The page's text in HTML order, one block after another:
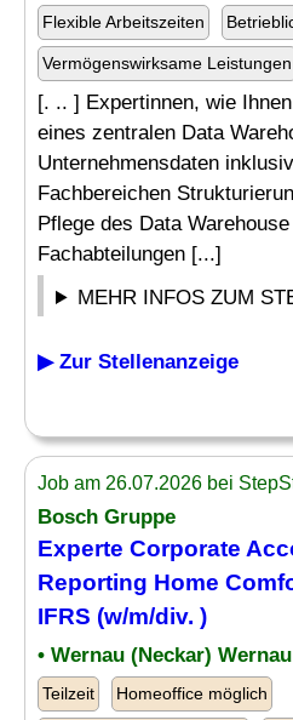
Flexible Arbeitszeiten
Vermögenswirksame Leistungen
[. .. ] Expertinnen, wie
eines zentralen Data
Unternehmensdaten
Fachbereichen
Pflege des Data
Fachabteilungen [...]
MEHR INFOS ZUM
▶ Zur Stellenanzeige
Job am 26.07.2026 bei
Bosch Gruppe
Experte Corporate
Reporting Home
IFRS (w/m/div. )
• Wernau (Neckar)
Teilzeit Homeoffice möglich